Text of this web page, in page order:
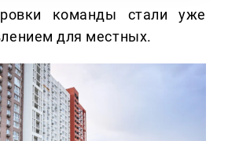
команды стали уже
для местных.